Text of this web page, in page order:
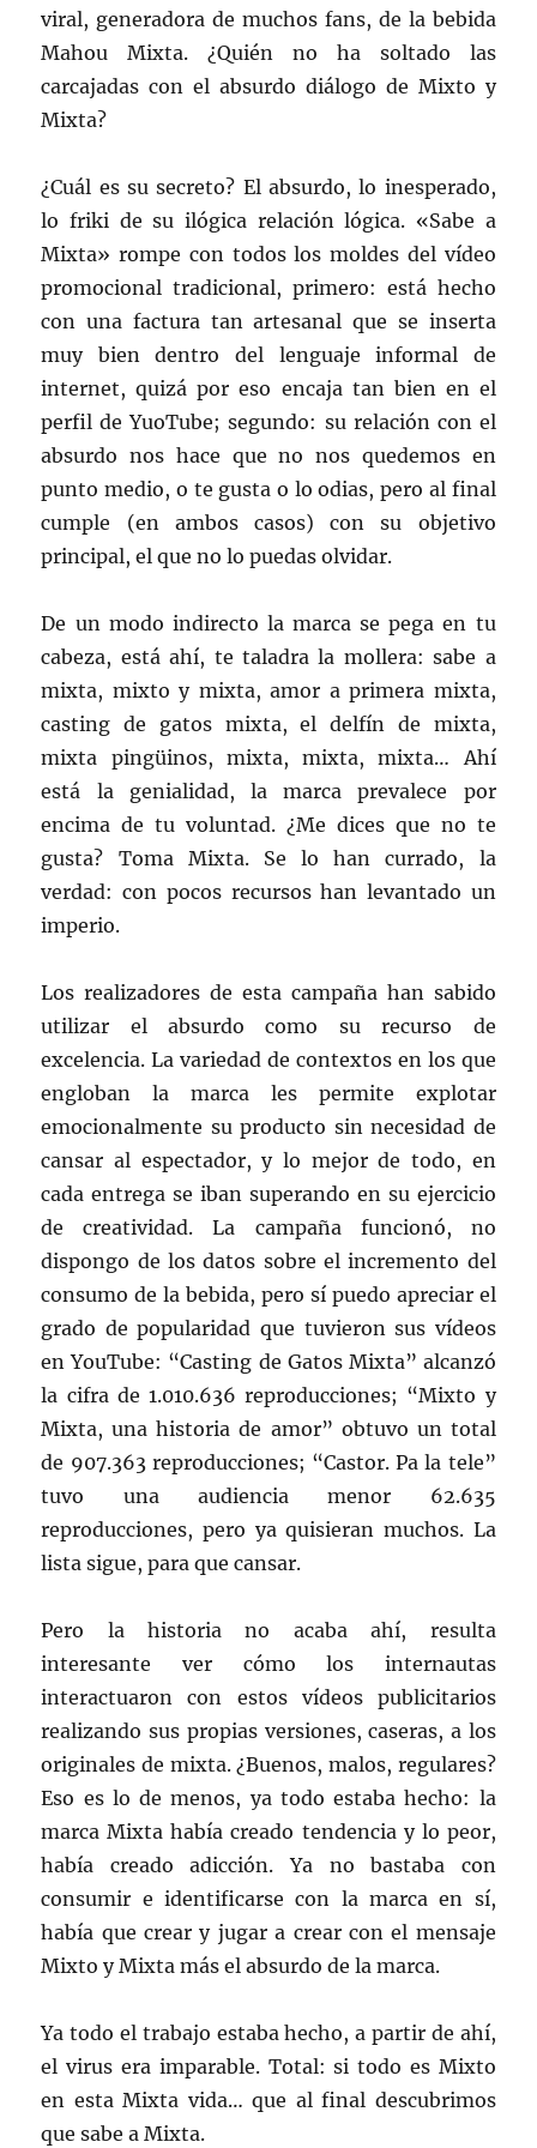
viral, generadora de muchos fans, de la bebida
Mahou Mixta. ¿Quién no ha soltado las
carcajadas con el absurdo diálogo de Mixto y
Mixta?
¿Cuál es su secreto? El absurdo, lo inesperado,
lo friki de su ilógica relación lógica. «Sabe a
Mixta» rompe con todos los moldes del vídeo
promocional tradicional, primero: está hecho
con una factura tan artesanal que se inserta
muy bien dentro del lenguaje informal de
internet, quizá por eso encaja tan bien en el
perfil de YuoTube; segundo: su relación con el
absurdo nos hace que no nos quedemos en
punto medio, o te gusta o lo odias, pero al final
cumple (en ambos casos) con su objetivo
principal, el que no lo puedas olvidar.
De un modo indirecto la marca se pega en tu
cabeza, está ahí, te taladra la mollera: sabe a
mixta, mixto y mixta, amor a primera mixta,
casting de gatos mixta, el delfín de mixta,
mixta pingüinos, mixta, mixta, mixta… Ahí
está la genialidad, la marca prevalece por
encima de tu voluntad. ¿Me dices que no te
gusta? Toma Mixta. Se lo han currado, la
verdad: con pocos recursos han levantado un
imperio.
Los realizadores de esta campaña han sabido
utilizar el absurdo como su recurso de
excelencia. La variedad de contextos en los que
engloban la marca les permite explotar
emocionalmente su producto sin necesidad de
cansar al espectador, y lo mejor de todo, en
cada entrega se iban superando en su ejercicio
de creatividad. La campaña funcionó, no
dispongo de los datos sobre el incremento del
consumo de la bebida, pero sí puedo apreciar el
grado de popularidad que tuvieron sus vídeos
en YouTube: “Casting de Gatos Mixta” alcanzó
la cifra de 1.010.636 reproducciones; “Mixto y
Mixta, una historia de amor” obtuvo un total
de 907.363 reproducciones; “Castor. Pa la tele”
tuvo una audiencia menor 62.635
reproducciones, pero ya quisieran muchos. La
lista sigue, para que cansar.
Pero la historia no acaba ahí, resulta
interesante ver cómo los internautas
interactuaron con estos vídeos publicitarios
realizando sus propias versiones, caseras, a los
originales de mixta. ¿Buenos, malos, regulares?
Eso es lo de menos, ya todo estaba hecho: la
marca Mixta había creado tendencia y lo peor,
había creado adicción. Ya no bastaba con
consumir e identificarse con la marca en sí,
había que crear y jugar a crear con el mensaje
Mixto y Mixta más el absurdo de la marca.
Ya todo el trabajo estaba hecho, a partir de ahí,
el virus era imparable. Total: si todo es Mixto
en esta Mixta vida… que al final descubrimos
que sabe a Mixta.